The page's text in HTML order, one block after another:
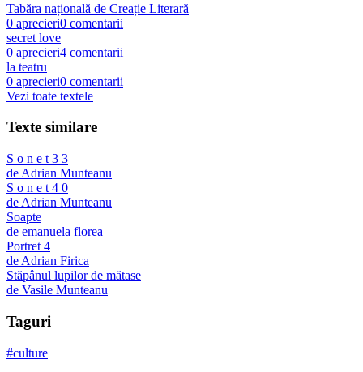
Tabăra națională de Creație Literară
0 aprecieri0 comentarii
secret love
0 aprecieri4 comentarii
la teatru
0 aprecieri0 comentarii
Vezi toate textele
Texte similare
S o n e t 3 3
de Adrian Munteanu
S o n e t 4 0
de Adrian Munteanu
Soapte
de emanuela florea
Portret 4
de Adrian Firica
Stăpânul lupilor de mătase
de Vasile Munteanu
Taguri
#culture